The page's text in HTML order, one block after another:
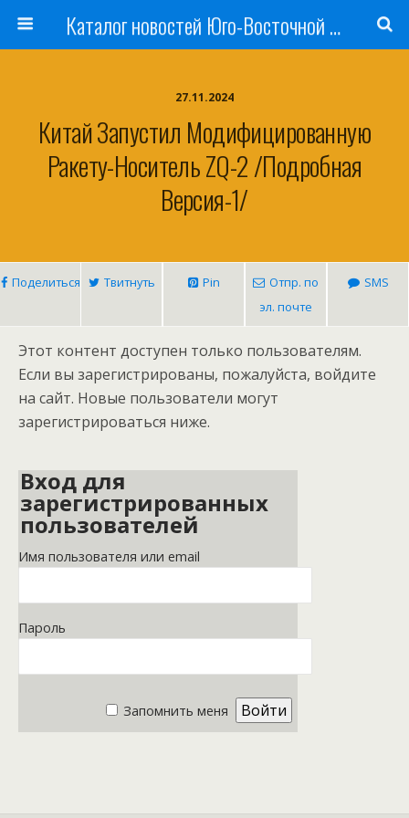
Каталог новостей Юго-Восточной Азии, Австралии и Океании
27.11.2024
Китай Запустил Модифицированную
Ракету-Носитель ZQ-2 /подробная
Версия-1/
Поделиться Твитнуть Pin
Отпр. по
эл. почте
SMS
Этот контент доступен только пользователям.
Если вы зарегистрированы, пожалуйста, войдите
на сайт. Новые пользователи могут
зарегистрироваться ниже.
Вход для
зарегистрированных
пользователей
Имя пользователя или email
Пароль
Запомнить меня